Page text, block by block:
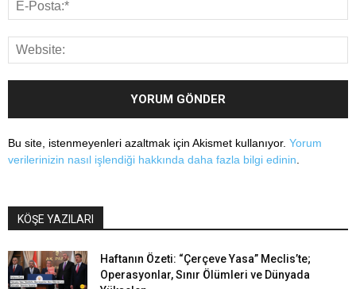
Bu site, istenmeyenleri azaltmak için Akismet kullanıyor. Yorum
verilerinizin nasıl işlendiği hakkında daha fazla bilgi edinin
KÖŞE YAZILARI
Haftanın Özeti: “Çerçeve Yasa” Meclis’te;
Operasyonlar, Sınır Ölümleri ve Dünyada